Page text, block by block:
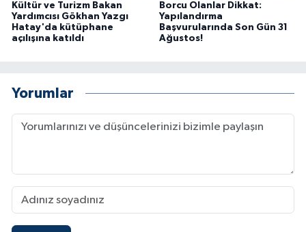
Kültür ve Turizm Bakan
Yardımcısı Gökhan Yazgı
Hatay'da kütüphane
açılışına katıldı
Borcu Olanlar Dikkat:
Yapılandırma
Başvurularında Son Gün 31
Ağustos!
Yorumlar